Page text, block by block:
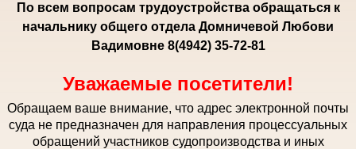
По всем вопросам трудоустройства обращаться к
начальнику общего отдела Домничевой Любови
Вадимовне 8(4942) 35-72-81
Уважаемые посетители!
Обращаем ваше внимание, что адрес электронной почты
суда не предназначен для направления процессуальных
обращений участников судопроизводства и иных